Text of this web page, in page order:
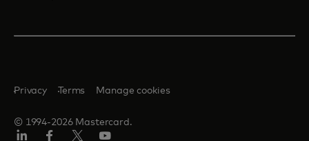
© 1994-2026 Mastercard.
Privacy Terms Manage cookies